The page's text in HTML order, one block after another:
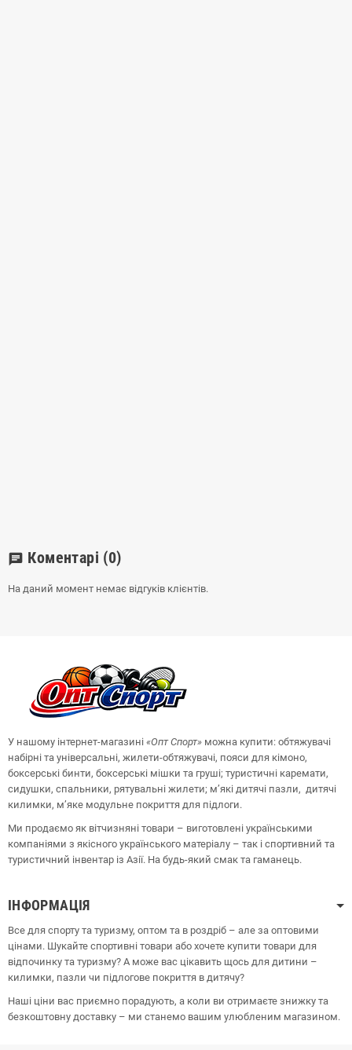
chat Коментарі (0)
На даний момент немає відгуків клієнтів.
У нашому інтернет-магазині «ОптСпорт» можна купити: обтяжувачі
набірні та універсальні, жилети-обтяжувачі, пояси для кімоно,
боксерські бинти, боксерські мішки та груші; туристичні каремати,
сидушки, спальники, рятувальні жилети; м’які дитячі пазли, дитячі
килимки, м’яке модульне покриття для підлоги.
Ми продаємо як вітчизняні товари – виготовлені українськими
компаніями з якісного українського матеріалу – так і спортивний та
туристичний інвентар із Азії. На будь-який смак та гаманець.
ІНФОРМАЦІЯ
Все для спорту та туризму, оптом та в роздріб – але за оптовими
цінами. Шукайте спортивні товари або хочете купити товари для
відпочинку та туризму? А може вас цікавить щось для дитини –
килимки, пазли чи підлогове покриття в дитячу?
Наші ціни вас приємно порадують, а коли ви отримаєте знижку та
безкоштовну доставку – ми станемо вашим улюбленим магазином.